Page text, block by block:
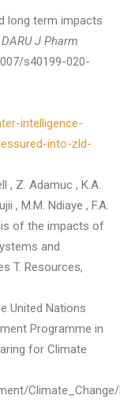
long term impacts
DARU J Pharm
s40199-020-
intelligence-
into-zld-
, Z. Adamuc , K.A.
, M.M. Ndiaye , F.A.
of the impacts of
and
T. Resources,
United Nations
Programme in
for Climate
Climate_Change/